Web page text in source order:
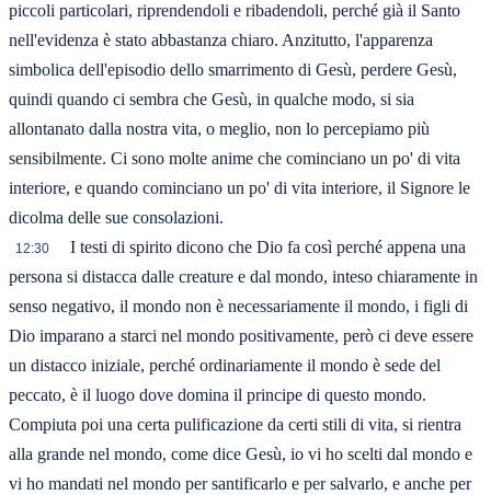
piccoli particolari, riprendendoli e ribadendoli, perché già il Santo
nell'evidenza è stato abbastanza chiaro. Anzitutto, l'apparenza
simbolica dell'episodio dello smarrimento di Gesù, perdere Gesù,
quindi quando ci sembra che Gesù, in qualche modo, si sia
allontanato dalla nostra vita, o meglio, non lo percepiamo più
sensibilmente. Ci sono molte anime che cominciano un po' di vita
interiore, e quando cominciano un po' di vita interiore, il Signore le
dicolma delle sue consolazioni.
12:30
I testi di spirito dicono che Dio fa così perché appena una
persona si distacca dalle creature e dal mondo, inteso chiaramente in
senso negativo, il mondo non è necessariamente il mondo, i figli di
Dio imparano a starci nel mondo positivamente, però ci deve essere
un distacco iniziale, perché ordinariamente il mondo è sede del
peccato, è il luogo dove domina il principe di questo mondo.
Compiuta poi una certa pulificazione da certi stili di vita, si rientra
alla grande nel mondo, come dice Gesù, io vi ho scelti dal mondo e
vi ho mandati nel mondo per santificarlo e per salvarlo, e anche per